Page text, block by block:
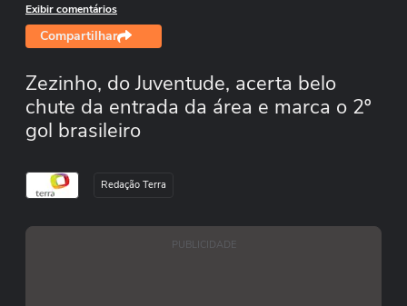
Exibir comentários
Compartilhar
Zezinho, do Juventude, acerta belo
chute da entrada da área e marca o 2º
gol brasileiro
Redação Terra
PUBLICIDADE